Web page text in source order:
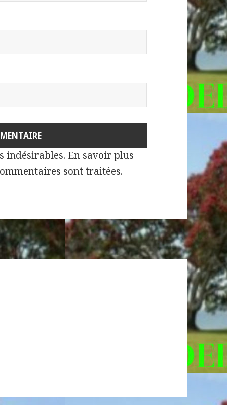
indésirables. En savoir plus
sont traitées.